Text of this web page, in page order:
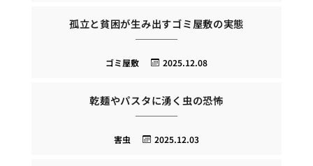
孤立と貧困が生み出すゴミ屋敷の実態
2025.12.08
ゴミ屋敷
乾麺やパスタに湧く虫の恐怖
2025.12.03
害虫